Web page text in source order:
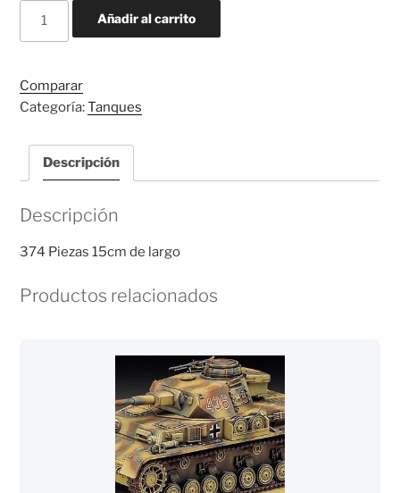
SD:KFZ.251/10
Añadir al carrito
Comparar
Categoría:Tanques
Descripción
Descripción
374 Piezas 15cm de largo
Productos relacionados